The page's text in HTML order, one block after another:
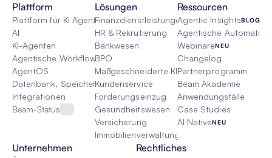
Plattform
Plattform für KI Agenten
AI
KI-Agenten
Agentische Workflows
AgentOS
Datenbank, Speicher & Rag
Integrationen
Beam-Status
Lösungen
Finanzdienstleistungen
HR & Rekrutierung
Bankwesen
BPO
Maßgeschneiderte KI-Lösungen
Kundenservice
Forderungseinzug
Gesundheitswesen
Versicherung
Immobilienverwaltung
Ressourcen
Agentic InsightsBLOG
Agentische
WebinareNEU
Changelog
Partnerprogramm
Beam Akademie
Anwendungsfälle
Case Studies
AI NativeNEU
Unternehmen Rechtliches